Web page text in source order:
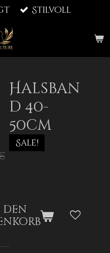
Stilvoll
Halsban
d 40-
50cm
Sale!
den